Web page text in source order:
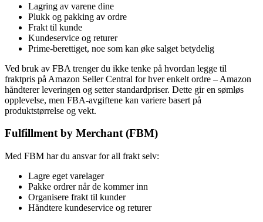
Lagring av varene dine
Plukk og pakking av ordre
Frakt til kunde
Kundeservice og returer
Prime-berettiget, noe som kan øke salget betydelig
Ved bruk av FBA trenger du ikke tenke på hvordan legge til
fraktpris på Amazon Seller Central for hver enkelt ordre – Amazon
håndterer leveringen og setter standardpriser. Dette gir en sømløs
opplevelse, men FBA-avgiftene kan variere basert på
produktstørrelse og vekt.
Fulfillment by Merchant (FBM)
Med FBM har du ansvar for all frakt selv:
Lagre eget varelager
Pakke ordrer når de kommer inn
Organisere frakt til kunder
Håndtere kundeservice og returer